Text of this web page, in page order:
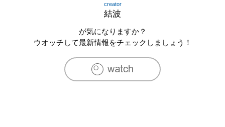
creator
結波
が気になりますか？
ウオッチして最新情報をチェックしましょう！